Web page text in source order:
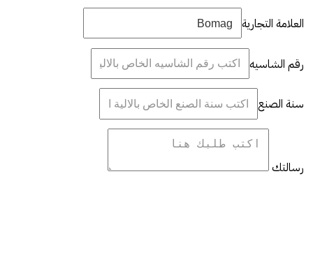
العلامة التجارية
رقم الشاسيه
سنة الصنع
رسالتك